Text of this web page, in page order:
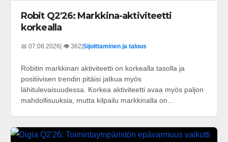
Robit Q2'26: Markkina-aktiviteetti
korkealla
📅 07.08.2026 | 👁️ 362 Sijoittaminen ja talous
Robitin markkinan aktiviteetti on korkealla tasolla ja
positiivisen trendin pitäisi jatkua myös
lähitulevaisuudessa. Korkea aktiviteetti avaa myös paljon
mahdollisuuksia, mutta kilpailu markkinalla on...